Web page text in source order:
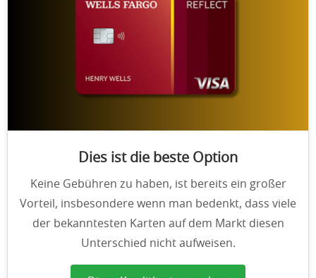
Dies ist die beste Option
Keine Gebühren zu haben, ist bereits ein großer
Vorteil, insbesondere wenn man bedenkt, dass viele
der bekanntesten Karten auf dem Markt diesen
Unterschied nicht aufweisen.